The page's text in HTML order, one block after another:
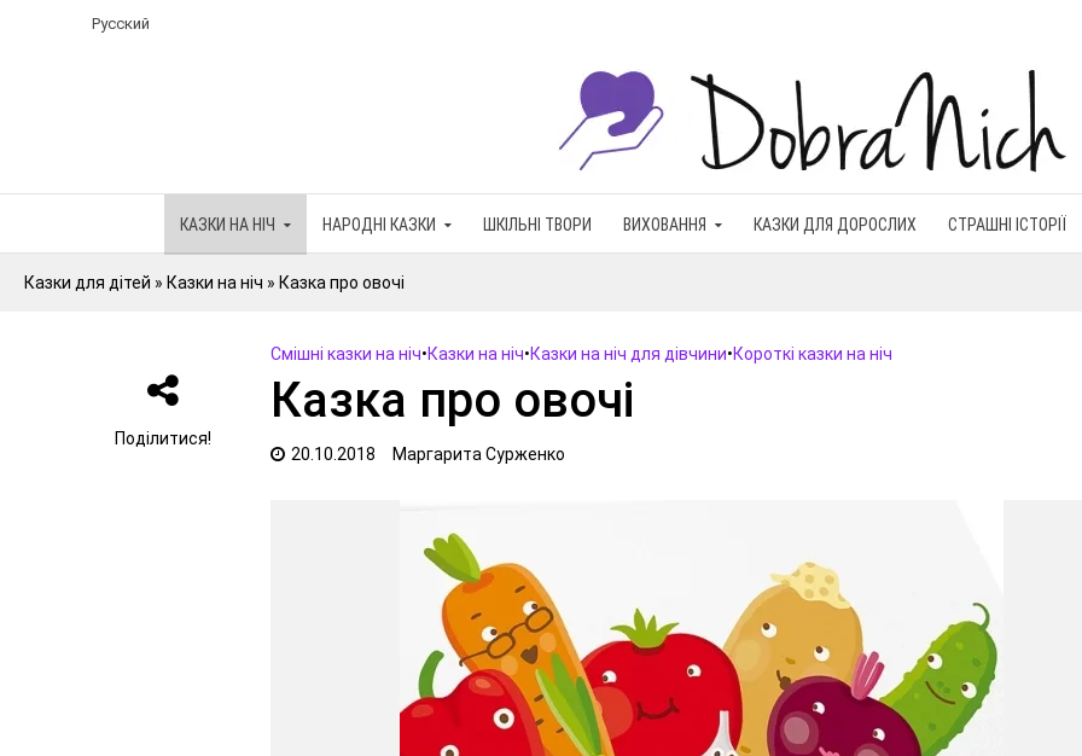
Русский
КАЗКИ НА НІЧ НАРОДНІ КАЗКИ ШКІЛЬНІ ТВОРИ ВИХОВАННЯ КАЗКИ ДЛЯ ДОРОСЛИХ СТРАШНІ ІСТОРІЇ
Казки для дітей » Казки на ніч » Казка про овочі
Поділитися!
Cмішні казки на ніч•Казки на ніч•Казки на ніч для дівчини•Короткі казки на ніч
Казка про овочі
20.10.2018 Маргарита Сурженко